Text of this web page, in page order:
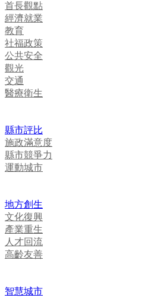
首長觀點
經濟就業
教育
社福政策
公共安全
觀光
交通
醫療衛生
縣市評比
施政滿意度
縣市競爭力
運動城市
地方創生
文化復興
產業重生
人才回流
高齡友善
智慧城市